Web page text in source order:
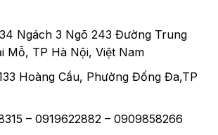
Ngách 3 Ngõ 243 Đường Trung
Mỗ, TP Hà Nội, Việt Nam
Hoàng Cầu, Phường Đống Đa,TP
– 0919622882 – 0909858266